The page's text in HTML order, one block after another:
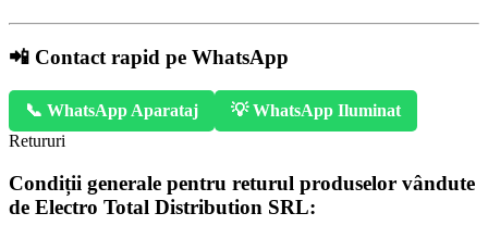
📲 Contact rapid pe WhatsApp
📞 WhatsApp Aparataj
💡 WhatsApp Iluminat
Retururi
Condiții generale pentru returul produselor vândute
de Electro Total Distribution SRL: